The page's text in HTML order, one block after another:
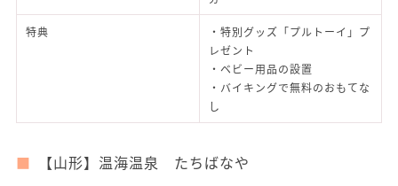
特典
・特別グッズ「プルトーイ」プ
レゼント
・ベビー用品の設置
・バイキングで無料のおもてな
し
【山形】温海温泉 たちばなや